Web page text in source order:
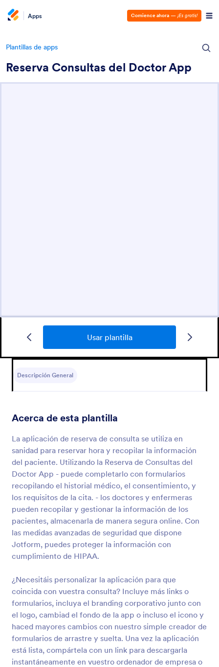
Apps Comience ahora — ¡Es gratis!
Plantillas de apps
Reserva Consultas del Doctor App
Usar plantilla
Descripción General
Acerca de esta plantilla
La aplicación de reserva de consulta se utiliza en
sanidad para reservar hora y recopilar la información
del paciente. Utilizando la Reserva de Consultas del
Doctor App - puede completarlo con formularios
recopilando el historial médico, el consentimiento, y
los requisitos de la cita. - los doctores y enfermeras
pueden recopilar y gestionar la información de los
pacientes, almacenarla de manera segura online. Con
las medidas avanzadas de seguridad que dispone
Jotform, puedes proteger la información con
cumplimiento de HIPAA.
¿Necesitáis personalizar la aplicación para que
coincida con vuestra consulta? Incluye más links o
formularios, incluya el branding corporativo junto con
el logo, cambiad el fondo de la app o incluso el icono y
haced mayores cambios con nuestro simple creador de
formularios de arrastre y suelta. Una vez la aplicación
está lista, compártela con un link para descargarla
instantáneamente en vuestro ordenador de empresa o